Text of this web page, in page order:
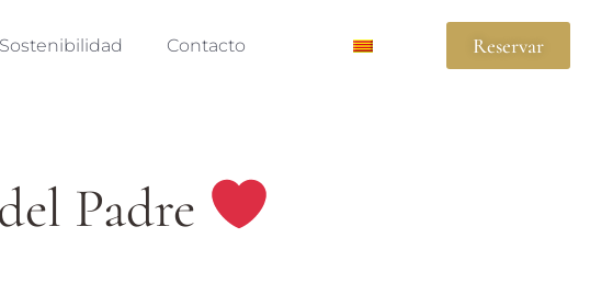
Sostenibilidad Contacto Reservar
Padre